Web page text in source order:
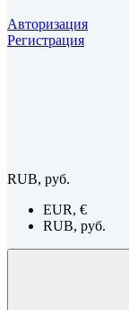
Авторизация
Регистрация
RUB, руб.
EUR, €
RUB, руб.